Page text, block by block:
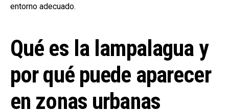
entorno adecuado.
Qué es la lampalagua y
por qué puede aparecer
en zonas urbanas